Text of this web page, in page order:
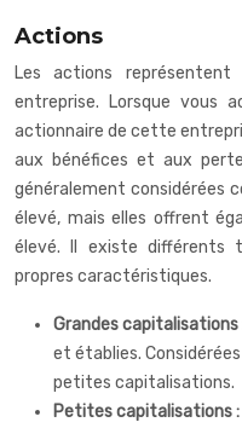
Actions
Les actions
entreprise. Lorsque vous
actionnaire de cette
aux bénéfices et aux
généralement considérées
élevé, mais elles offrent
élevé. Il existe différents
propres caractéristiques.
Grandes capitalisations
et établies.
petites capitalisations.
Petites capitalisations :